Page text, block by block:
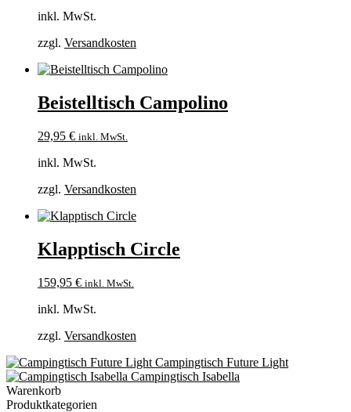
inkl. MwSt.
zzgl. Versandkosten
Beistelltisch Campolino
29,95 € inkl. MwSt.
inkl. MwSt.
zzgl. Versandkosten
Klapptisch Circle
159,95 € inkl. MwSt.
inkl. MwSt.
zzgl. Versandkosten
Campingtisch Future Light
Campingtisch Isabella
Warenkorb
Produktkategorien